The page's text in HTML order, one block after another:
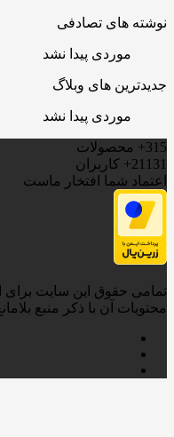
های تصادفی
موردی پیدا نشد
های وبلاگ
موردی پیدا نشد
محصولات
کاربران
شما افتخار ماست
حقوق این سایت برای الو
آن با ذکر منبع بلامانع